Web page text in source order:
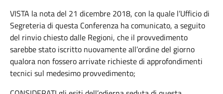
VISTA la nota del 21 dicembre 2018, con la quale l’Ufficio di
Segreteria di questa Conferenza ha comunicato, a seguito
del rinvio chiesto dalle Regioni, che il provvedimento
sarebbe stato iscritto nuovamente all’ordine del giorno
qualora non fossero arrivate richieste di approfondimenti
tecnici sul medesimo provvedimento;